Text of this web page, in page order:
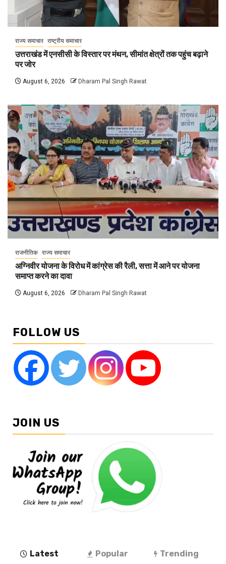
राज्य समाचार राष्ट्रीय समाचार
उत्तराखंड में एनसीसी के विस्तार पर मंथन, सीमांत क्षेत्रों तक पहुंच बढ़ाने
पर जोर
August 6, 2026 Dharam Pal Singh Rawat
राजनीतिक राज्य समाचार
अग्निवीर योजना के विरोध में कांग्रेस की रैली, सत्ता में आने पर योजना
समाप्त करने का दावा
August 6, 2026 Dharam Pal Singh Rawat
FOLLOW US
JOIN US
Latest Popular Trending